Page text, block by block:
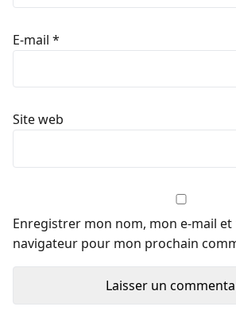
E-mail *
Site web
Enregistrer mon nom, mon e-mail
navigateur pour mon prochain